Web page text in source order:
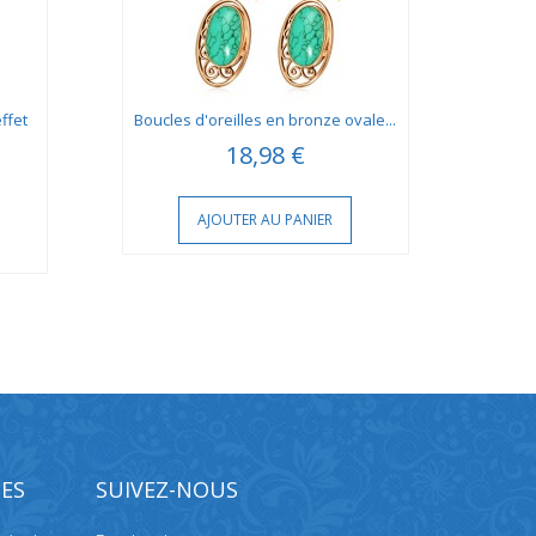
Boucles d'oreilles en bronze ovale...
18,98 €
AJOUTER AU PANIER
SUIVEZ-NOUS